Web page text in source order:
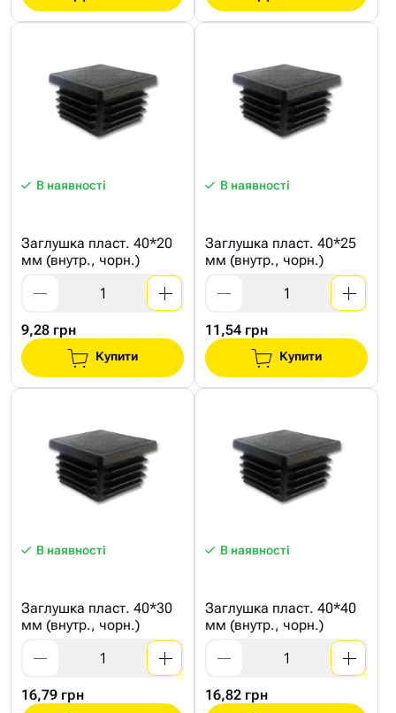
В наявності
Заглушка пласт. 40*20
мм (внутр., чорн.)
9,28 грн
Купити
В наявності
Заглушка пласт. 40*25
мм (внутр., чорн.)
11,54 грн
Купити
В наявності
Заглушка пласт. 40*30
мм (внутр., чорн.)
16,79 грн
В наявності
Заглушка пласт. 40*40
мм (внутр., чорн.)
16,82 грн